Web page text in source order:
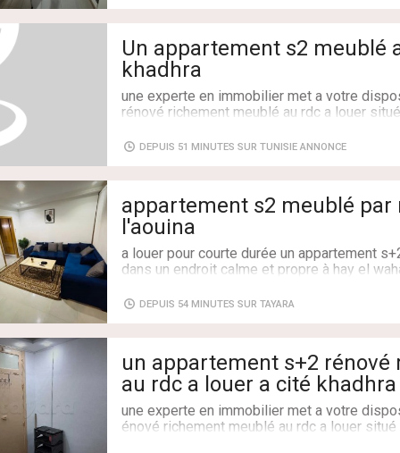
Un appartement s2 meublé
khadhra
une experte en immobilier met a votre
rénové richement meublé au rdc a louer
*bon emplacement ( prés de toutes les
*installation gaz de ville
*gardiennage et syndic
*frais de location: 1000dt
nb: la location pour des étudiantes (filles)
pour plus de renseignent merci de nous
suivants: 53351390
Adresse: cité khadhra prés de mosquée
DEPUIS 51 MINUTES SUR TUNISIE ANNONCE
appartement s2 meublé par
l'aouina
a louer pour courte durée un appartement
dans un endroit calme et propre à hay el
WIFI disponible
Superficie: 105 m²
Salles de bains: 2
DEPUIS 54 MINUTES SUR TAYARA
un appartement s+2
au rdc a louer a cité
rahma
une experte en immobilier met a votre
énové richement meublé au rdc a louer